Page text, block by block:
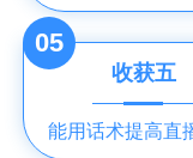
05
收获五
能用话术提高直